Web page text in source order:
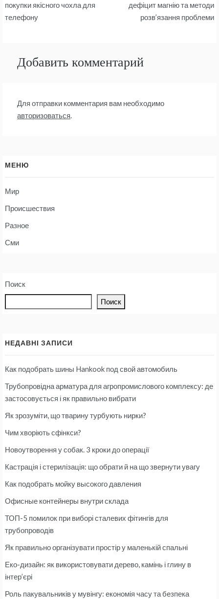
по
покупки якісного чохла для
телефону
дефіцит магнію та методи
розв’язання проблеми
Добавить комментарий
Для отправки комментария вам необходимо
авторизоваться.
МЕНЮ
Мир
Происшествия
Разное
Сми
Поиск
Поиск
НЕДАВНІ ЗАПИСИ
Как подобрать шины Hankook под свой автомобиль
Трубопровідна арматура для агропромислового комплексу: де
застосовується і як правильно вибрати
Як зрозуміти, що тварину турбують нирки?
Чим хворіють сфінкси?
Новоутворення у собак. 3 кроки до операції
Кастрація і стерилізація: що обрати й на що звернути увагу
Как подобрать мойку высокого давления
Офисные контейнеры внутри склада
ТОП-5 помилок при виборі сталевих фітингів для
трубопроводів
Як правильно організувати простір у маленькій спальні
Еко-дизайн: як використовувати дерево, камінь і глину в
інтер’єрі
Роль пакувальників у мувінгу: економія часу та безпека